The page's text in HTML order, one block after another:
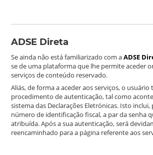
ADSE Direta
Se ainda não está familiarizado com aADSE
se de uma plataforma que lhe permite aceder
serviços de conteúdo reservado.
Aliás, de forma a aceder aos serviços, o
procedimento de autenticação, tal como
sistema das Declarações Eletrónicas. Isto
número de identificação fiscal, a par da senha
atribuída. Após a sua autenticação, será
reencaminhado para a página referente aos